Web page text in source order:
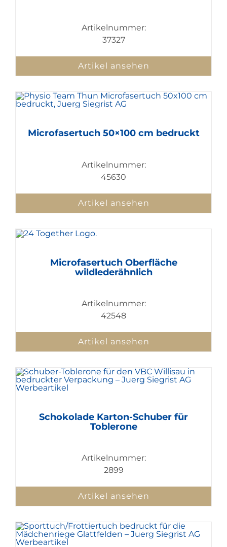
Artikelnummer:
37327
Artikel ansehen
Microfasertuch 50×100 cm bedruckt
Artikelnummer:
45630
Artikel ansehen
Microfasertuch Oberfläche
wildlederähnlich
Artikelnummer:
42548
Artikel ansehen
Schokolade Karton-Schuber für
Toblerone
Artikelnummer:
2899
Artikel ansehen